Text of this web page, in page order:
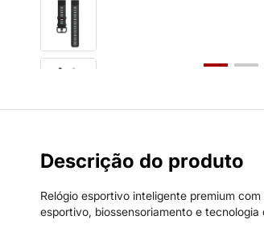
Descrição do produto
Relógio esportivo inteligente premium
esportivo, biossensoriamento e